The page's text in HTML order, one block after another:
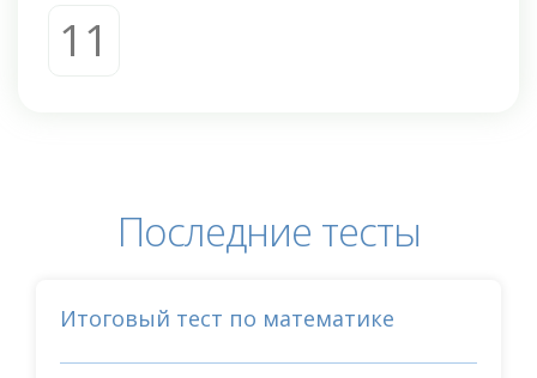
11
Последние тесты
Итоговый тест по математике